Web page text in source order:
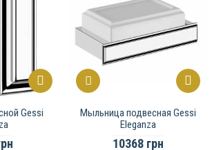
Gessi
Мыльница подвесная Gessi
Eleganza
10368 грн